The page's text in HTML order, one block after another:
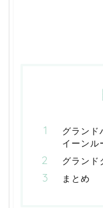
グランド
イーンル
グランド
まとめ